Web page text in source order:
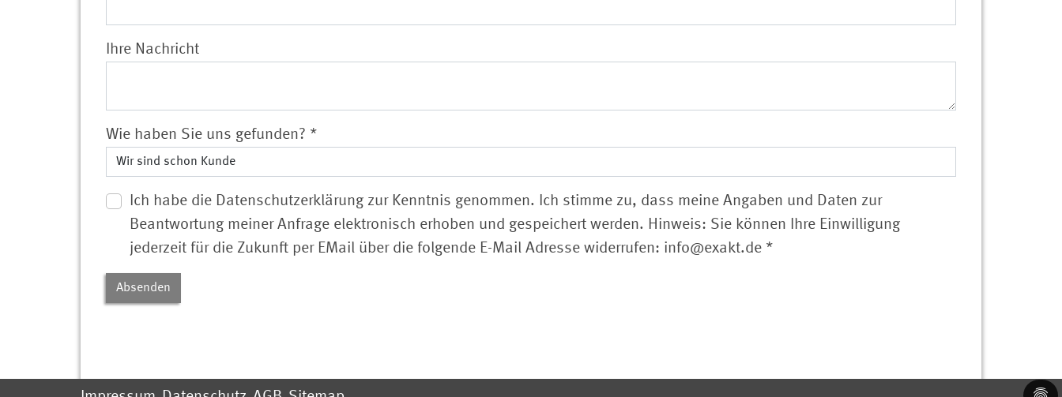
Ihre Nachricht
Wie haben Sie uns gefunden? *
Ich habe die Datenschutzerklärung zur Kenntnis genommen. Ich stimme zu, dass meine Angaben und Daten zur
Beantwortung meiner Anfrage elektronisch erhoben und gespeichert werden. Hinweis: Sie können Ihre Einwilligung
jederzeit für die Zukunft per EMail über die folgende E-Mail Adresse widerrufen: info@exakt.de *
Absenden